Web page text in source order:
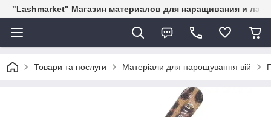
"Lashmarket" Магазин материалов для наращивания и
Товари та послуги Матеріали для нарощування вій